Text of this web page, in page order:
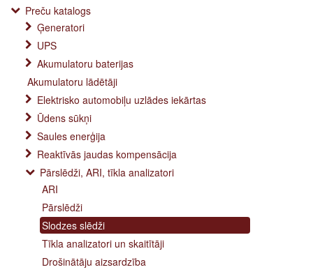
Preču katalogs
Ģeneratori
UPS
Akumulatoru baterijas
Akumulatoru lādētāji
Elektrisko automobiļu uzlādes iekārtas
Ūdens sūkņi
Saules enerģija
Reaktīvās jaudas kompensācija
Pārslēdži, ARI, tīkla analizatori
ARI
Pārslēdži
Slodzes slēdži
Tīkla analizatori un skaitītāji
Drošinātāju aizsardzība